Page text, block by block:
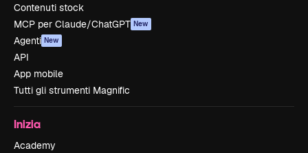
Contenuti stock
MCP per Claude/ChatGPT New
Agenti New
API
App mobile
Tutti gli strumenti Magnific
Inizia
Academy